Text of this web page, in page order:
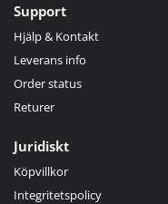
Support
Hjälp & Kontakt
Leverans info
Order status
Returer
Juridiskt
Köpvillkor
Integritetspolicy